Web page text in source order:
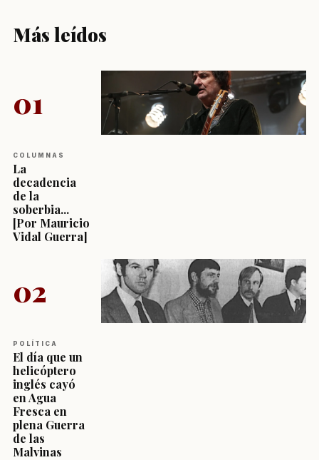
Más leídos
01
COLUMNAS
La
decadencia
de la
soberbia...
[Por Mauricio
Vidal Guerra]
02
POLÍTICA
El día que un
helicóptero
inglés cayó
en Agua
Fresca en
plena Guerra
de las
Malvinas